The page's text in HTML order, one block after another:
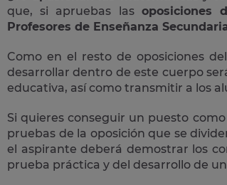
que, si apruebas las oposiciones
Profesores de Enseñanza
Como en el resto de oposiciones
desarrollar dentro de este cuerpo
educativa, así como transmitir a los
Si quieres conseguir un puesto
pruebas de la oposición que se
el aspirante deberá demostrar los
prueba práctica y del desarrollo de